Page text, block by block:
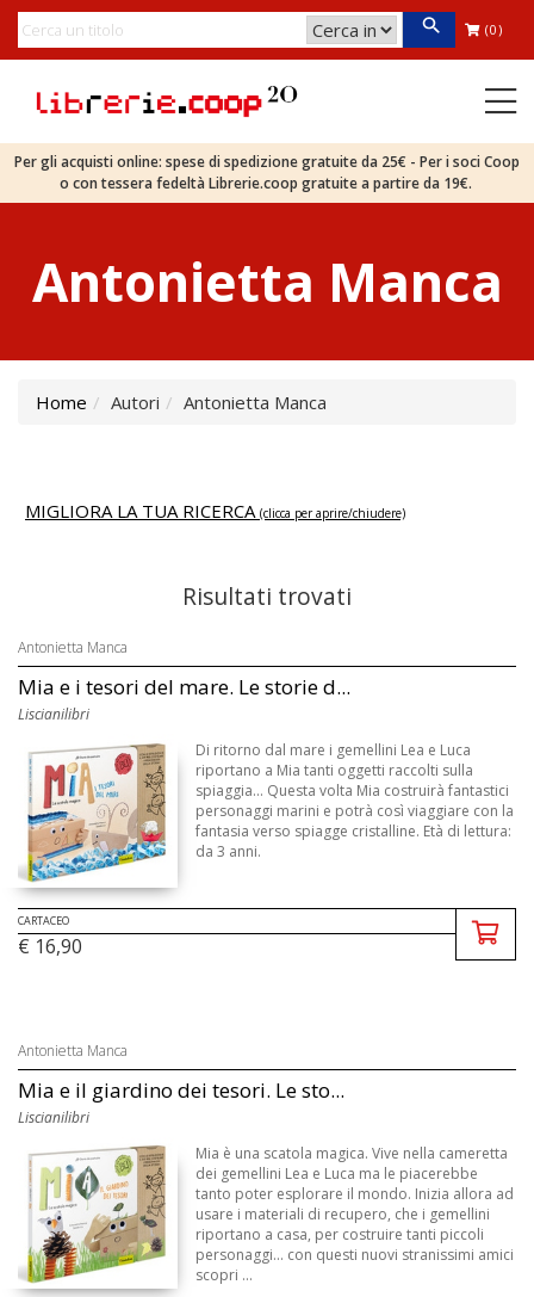
(0)
Per gli acquisti online: spese di spedizione gratuite da 25€ - Per i soci Coop
o con tessera fedeltà Librerie.coop gratuite a partire da 19€.
Antonietta Manca
Home Autori Antonietta Manca
MIGLIORA LA TUA RICERCA (clicca per aprire/chiudere)
Risultati trovati
Antonietta Manca
Mia e i tesori del mare. Le storie d...
Liscianilibri
Di ritorno dal mare i gemellini Lea e Luca
riportano a Mia tanti oggetti raccolti sulla
spiaggia... Questa volta Mia costruirà fantastici
personaggi marini e potrà così viaggiare con la
fantasia verso spiagge cristalline. Età di lettura:
da 3 anni.
CARTACEO
€ 16,90
Antonietta Manca
Mia e il giardino dei tesori. Le sto...
Liscianilibri
Mia è una scatola magica. Vive nella cameretta
dei gemellini Lea e Luca ma le piacerebbe
tanto poter esplorare il mondo. Inizia allora ad
usare i materiali di recupero, che i gemellini
riportano a casa, per costruire tanti piccoli
personaggi... con questi nuovi stranissimi amici
scopri ...